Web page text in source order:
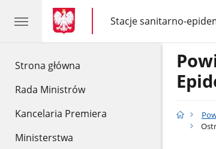
Strona główna
Rada Ministrów
Kancelaria Premiera
Ministerstwa
gov.pl
gov.pl
Stacje sanitarno-
gov.pl
Stacje
sanitarno-
epidemiologiczne